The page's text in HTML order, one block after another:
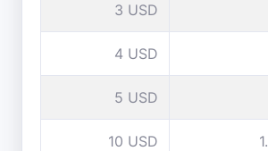
3 USD
4 USD
5 USD
10 USD